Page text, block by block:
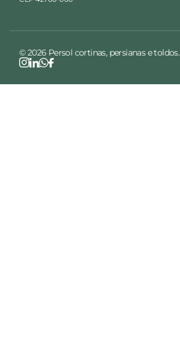
© 2026 Persol cortinas, persianas e toldos.